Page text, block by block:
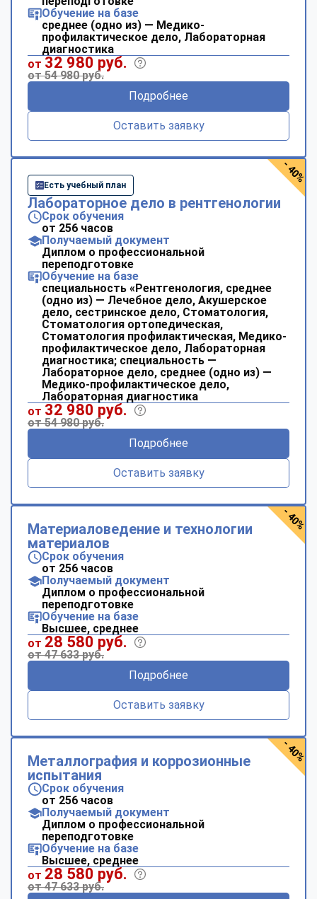
Обучение на базе
среднее (одно из) — Медико-
профилактическое дело, Лабораторная
диагностика
от 32 980 руб.
от 54 980 руб.
Подробнее
Оставить заявку
Есть учебный план
Лабораторное дело в рентгенологии
Срок обучения
от 256 часов
Получаемый документ
Диплом о профессиональной
переподготовке
Обучение на базе
специальность «Рентгенология, среднее
(одно из) — Лечебное дело, Акушерское
дело, сестринское дело, Стоматология,
Стоматология ортопедическая,
Стоматология профилактическая, Медико-
профилактическое дело, Лабораторная
диагностика; специальность —
Лабораторное дело, среднее (одно из) —
Медико-профилактическое дело,
Лабораторная диагностика
от 32 980 руб.
от 54 980 руб.
Подробнее
Оставить заявку
- 40%
Материаловедение и технологии
материалов
Срок обучения
от 256 часов
Получаемый документ
Диплом о профессиональной
переподготовке
Обучение на базе
Высшее, среднее
от 28 580 руб.
от 47 633 руб.
Подробнее
Оставить заявку
- 40%
Металлография и коррозионные
испытания
Срок обучения
от 256 часов
Получаемый документ
Диплом о профессиональной
переподготовке
Обучение на базе
Высшее, среднее
от 28 580 руб.
от 47 633 руб.
- 40%